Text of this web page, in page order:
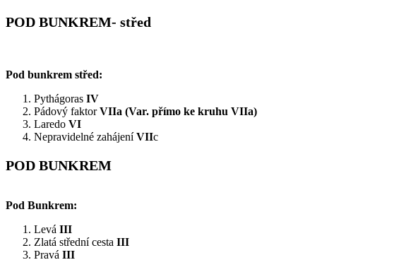
POD BUNKREM- střed
Pod bunkrem střed:
Pythágoras IV
Pádový faktorVIIa (Var. přímo ke kruhu VIIa)
Laredo VI
Nepravidelné zahájeníVIIc
POD BUNKREM
Pod Bunkrem:
Levá III
Zlatá střední cesta III
Pravá III